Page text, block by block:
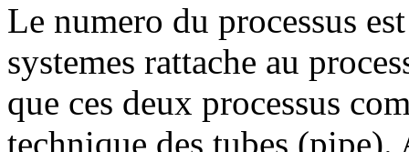
Le numero du processus
systemes rattache au
que ces deux processus
technique des tubes